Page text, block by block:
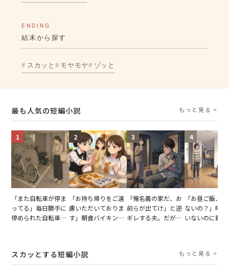
ENDING
結末から探す
スカッと モヤモヤ ゾッと
最も人気の短編小説 もっと見る >
1
「また自転車が停ま
ってる」毎日勝手に
停められた自転車。
2
「お持ち帰りをご遠
慮いただいておりま
す」朝食バイキング
が一変
3
「俺名義の家だ、お
前らが出てけ」と逆
ギレする夫。だが、
4
「お昼ご飯、
ないの？」呼
いないのに新
スカッとする短編小説 もっと見る >